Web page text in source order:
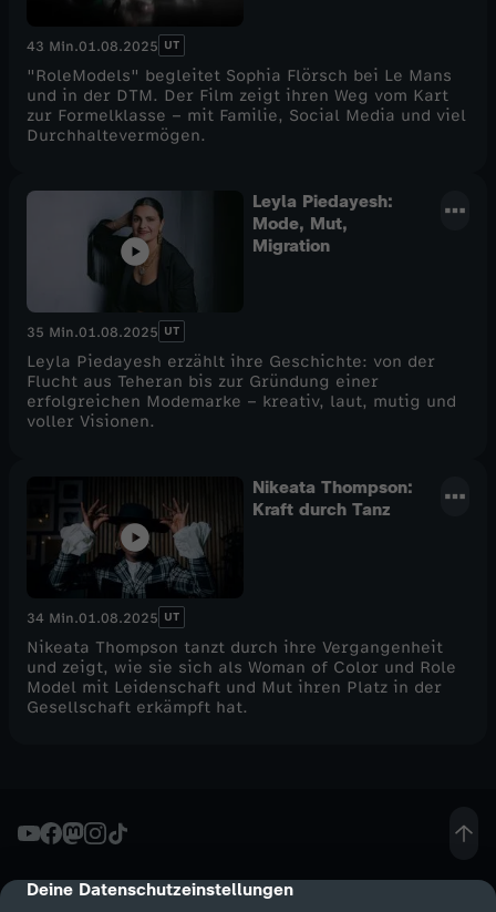
cmp-dialog-description
Deine Datenschutzeinstellungen
43 Min.01.08.2025 UT
"RoleModels" begleitet Sophia Flörsch bei Le Mans
und in der DTM. Der Film zeigt ihren Weg vom Kart
zur Formelklasse – mit Familie, Social Media und viel
Durchhaltevermögen.
Leyla Piedayesh:
Mode, Mut,
Migration
35 Min.01.08.2025 UT
Leyla Piedayesh erzählt ihre Geschichte: von der
Flucht aus Teheran bis zur Gründung einer
erfolgreichen Modemarke – kreativ, laut, mutig und
voller Visionen.
Nikeata Thompson:
Kraft durch Tanz
34 Min.01.08.2025 UT
Nikeata Thompson tanzt durch ihre Vergangenheit
und zeigt, wie sie sich als Woman of Color und Role
Model mit Leidenschaft und Mut ihren Platz in der
Gesellschaft erkämpft hat.